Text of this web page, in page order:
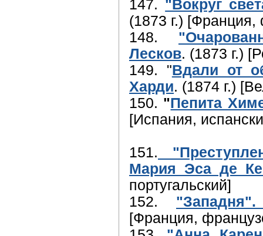
147. "Вокруг
(1873 г.) [Франция,
148.
Лесков. (1873 г.)
149. "Вдали от
Харди. (1874 г.)
150. "Пепита
[Испания,
151.
Мария Эса де
португальский]
152.
[Франция,